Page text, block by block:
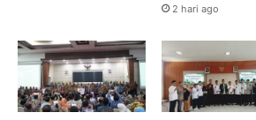
2 hari ago